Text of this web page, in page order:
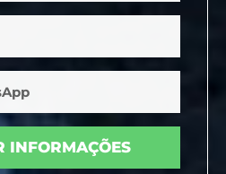
INFORMAÇÕES